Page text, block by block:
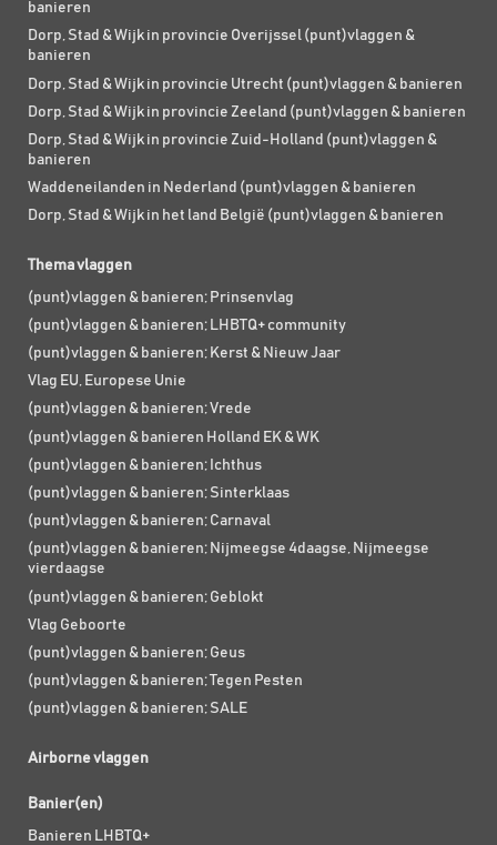
banieren
Dorp, Stad & Wijk in provincie Overijssel (punt)vlaggen &
banieren
Dorp, Stad & Wijk in provincie Utrecht (punt)vlaggen & banieren
Dorp, Stad & Wijk in provincie Zeeland (punt)vlaggen & banieren
Dorp, Stad & Wijk in provincie Zuid-Holland (punt)vlaggen &
banieren
Waddeneilanden in Nederland (punt)vlaggen & banieren
Dorp, Stad & Wijk in het land België (punt)vlaggen & banieren
Thema vlaggen
(punt)vlaggen & banieren; Prinsenvlag
(punt)vlaggen & banieren; LHBTQ+ community
(punt)vlaggen & banieren; Kerst & Nieuw Jaar
Vlag EU, Europese Unie
(punt)vlaggen & banieren; Vrede
(punt)vlaggen & banieren Holland EK & WK
(punt)vlaggen & banieren; Ichthus
(punt)vlaggen & banieren; Sinterklaas
(punt)vlaggen & banieren; Carnaval
(punt)vlaggen & banieren; Nijmeegse 4daagse, Nijmeegse
vierdaagse
(punt)vlaggen & banieren; Geblokt
Vlag Geboorte
(punt)vlaggen & banieren; Geus
(punt)vlaggen & banieren; Tegen Pesten
(punt)vlaggen & banieren; SALE
Airborne vlaggen
Banier(en)
Banieren LHBTQ+